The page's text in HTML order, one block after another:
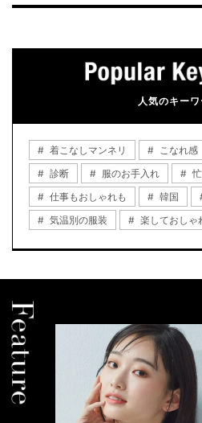
人気のキーワ
着こなしマンネリ こなれ感
診断
服のお手入れ
仕事もおしゃれも
韓国
気温別の服装
楽しておしゃ